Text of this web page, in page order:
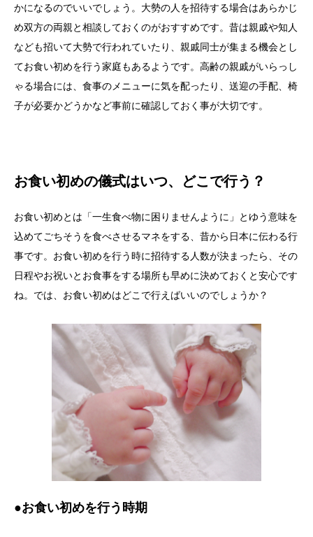
かになるのでいいでしょう。大勢の人を招待する場合はあらかじ
め双方の両親と相談しておくのがおすすめです。昔は親戚や知人
なども招いて大勢で行われていたり、親戚同士が集まる機会とし
てお食い初めを行う家庭もあるようです。高齢の親戚がいらっし
ゃる場合には、食事のメニューに気を配ったり、送迎の手配、椅
子が必要かどうかなど事前に確認しておく事が大切です。
お食い初めの儀式はいつ、どこで行う？
お食い初めとは「一生食べ物に困りませんように」とゆう意味を
込めてごちそうを食べさせるマネをする、昔から日本に伝わる行
事です。お食い初めを行う時に招待する人数が決まったら、その
日程やお祝いとお食事をする場所も早めに決めておくと安心です
ね。では、お食い初めはどこで行えばいいのでしょうか？
●お食い初めを行う時期